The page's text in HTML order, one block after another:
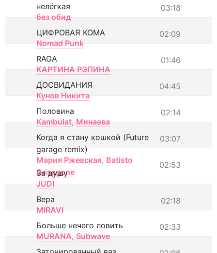
03:18
нелёгкая
без обид
02:09
ЦИФРОВАЯ КОМА
Nomad Punk
01:46
RAGA
КАРТИНА РЭПИНА
04:45
ДОСВИДАНИЯ
Кунов Никита
02:14
Половина
Kambulat, Минаева
03:07
Когда я стану кошкой (Future
garage remix)
Мария Ржевская, Batisto
Grisagone
02:53
За душу
JUDI
02:18
Вера
MIRAVI
02:33
Больше нечего ловить
MURANA, Subwave